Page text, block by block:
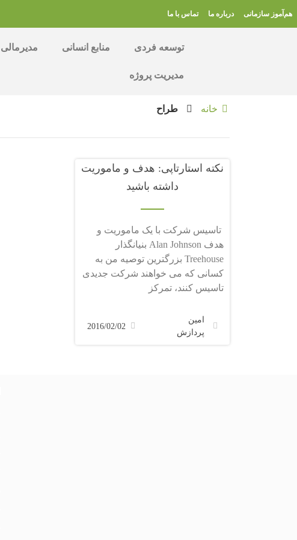
هم‌آموز سازمانی درباره ما تماس با ما
توسعه فردی منابع انسانی مدیرمالی
مدیریت پروژه
خانه طراح
نکته استارتاپی: هدف و ماموریت
داشته باشید
تاسیس شرکت با یک ماموریت و
هدف Alan Johnson بنیانگذار
Treehouse بزرگترین توصیه من به
کسانی که می خواهند شرکت جدیدی
تاسیس کنند، تمرکز
امین
پردازش
2016/02/02